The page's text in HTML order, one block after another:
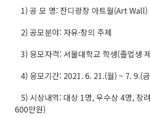
1) 공 모 명: 잔디광장 아트월(Art Wall)
2) 공모분야: 자유·창의 주제
3) 응모자격: 서울대학교 학생(졸업생
4) 응모기간: 2021. 6. 21.(월) ~ 7. 9.(
5) 시상내역: 대상 1명, 우수상 4명, 장
600만원)